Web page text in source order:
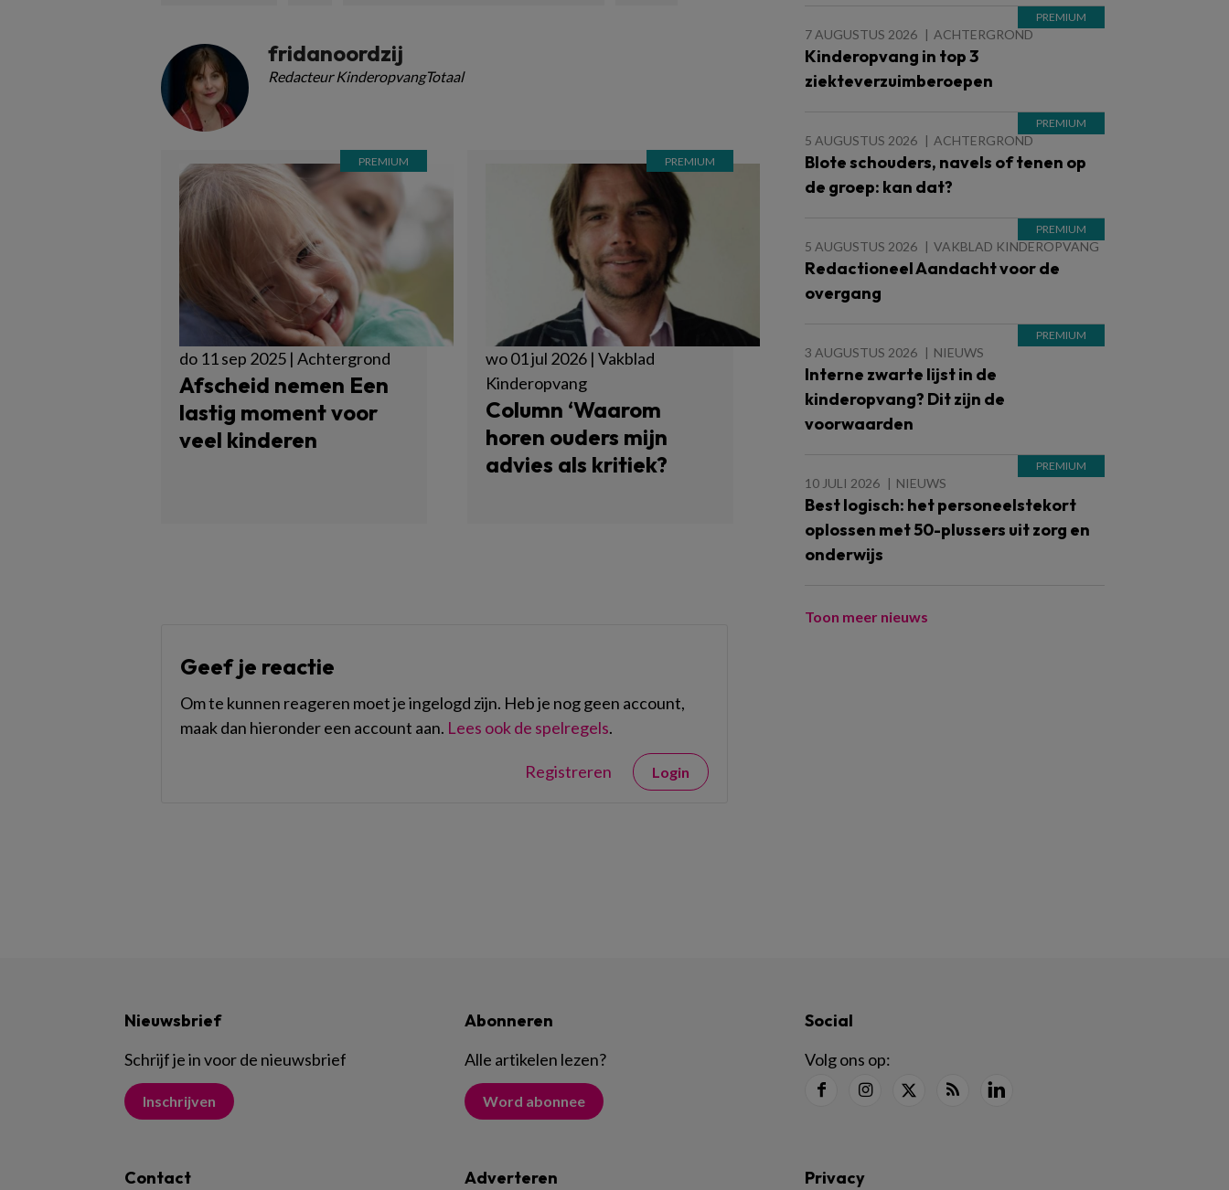
fridanoordzij
Redacteur KinderopvangTotaal
do 11 sep 2025 | Achtergrond
Afscheid nemen Een
lastig moment voor
veel kinderen
wo 01 jul 2026 | Vakblad
Kinderopvang
Column ‘Waarom
horen ouders mijn
advies als kritiek?
Geef je reactie
Om te kunnen reageren moet je ingelogd zijn. Heb je nog geen account,
maak dan hieronder een account aan. Lees ook de spelregels.
Registreren Login
7 AUGUSTUS 2026 ACHTERGROND
Kinderopvang in top 3
ziekteverzuimberoepen
5 AUGUSTUS 2026 ACHTERGROND
Blote schouders, navels of tenen op
de groep: kan dat?
5 AUGUSTUS 2026 VAKBLAD KINDEROPVANG
Redactioneel Aandacht voor de
overgang
3 AUGUSTUS 2026 NIEUWS
Interne zwarte lijst in de
kinderopvang? Dit zijn de
voorwaarden
10 JULI 2026 NIEUWS
Best logisch: het personeelstekort
oplossen met 50-plussers uit zorg en
onderwijs
Toon meer nieuws
Nieuwsbrief
Schrijf je in voor de nieuwsbrief
Inschrijven
Abonneren
Alle artikelen lezen?
Word abonnee
Social
Volg ons op:
Contact Adverteren Privacy